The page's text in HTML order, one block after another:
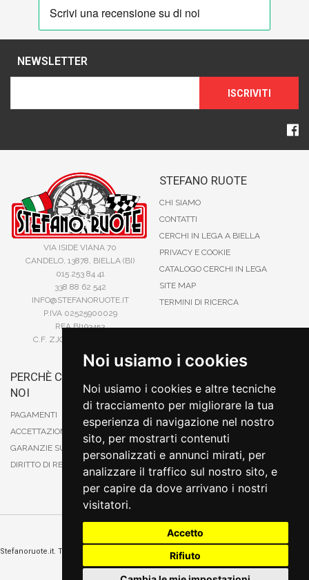
Noi usiamo i cookies
Noi usiamo i cookies e altre tecniche
di tracciamento per migliorare la tua
esperienza di navigazione nel nostro
sito, per mostrarti contenuti
personalizzati e annunci mirati, per
analizzare il traffico sul nostro sito, e
per capire da dove arrivano i nostri
visitatori.
Accetto
Rifiuto
NEWSLETTER
ISCRIVITI
VIA ISIDE VIANA 70
CANDELO, 13878, BIELLA (BI)
015 253 84 41
338 88 62 542
INFO@STEFANORUOTE.IT
P.IVA 02525900029
REA BI193453
C.F. ZJOSFN73H14A859X
STEFANO RUOTE
CHI SIAMO
CONTATTI
CERCHI IN LEGA A BIELLA
PRIVACY E COOKIE
CATALOGO CERCHI IN LEGA
SITE MAP
TERMINI DI RICERCA
PERCHÈ COMPRARE DA
NOI
PAGAMENTI
ACCETTAZIONE DEGLI ORDINI
GARANZIE SUI PRODOTTI
DIRITTO DI RECESSO
CARTA DI CREDITO
PAYPAL
CONTRASSEGNO
POSTEPAY
Stefanoruote.it. Tutti i diritti riservati. E' vietata la riproduzione anche parziali. Prezzi e
promozioni validi salvo errori o omissioni